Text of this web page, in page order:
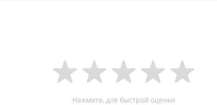
Нажмите, для быстрой оценки